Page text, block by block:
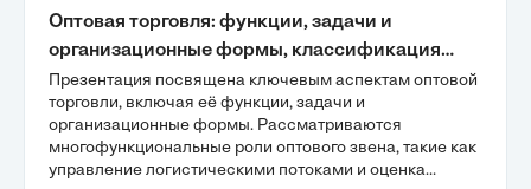
Оптовая торговля: функции, задачи и
организационные формы, классификация
оптовых предприятий
Презентация посвящена ключевым аспектам оптовой
торговли, включая её функции, задачи и
организационные формы. Рассматриваются
многофункциональные роли оптового звена, такие как
управление логистическими потоками и оценка